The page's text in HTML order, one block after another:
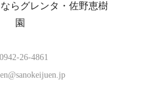
らグレンタ・佐野恵樹
園
0942-26-4861